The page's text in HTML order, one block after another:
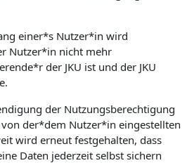
einer*s Nutzer*in wird
Nutzer*in nicht mehr
der JKU ist und der JKU
der Nutzungsberechtigung
von der*dem Nutzer*in eingestellten
wird erneut festgehalten, dass
Daten jederzeit selbst sichern